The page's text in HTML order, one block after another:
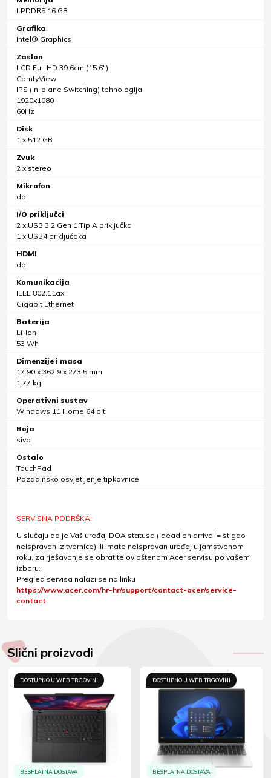
LPDDR5 16 GB
Grafika
Intel® Graphics
Zaslon
LCD Full HD 39.6cm (15.6")
ComfyView
IPS (In-plane Switching) tehnologija
1920x1080
60Hz
Disk
1 x 512 GB
Zvuk
2 x stereo
Mikrofon
da
I/O priključci
2 x USB 3.2 Gen 1 Tip A priključka
1 x USB4 priključaka
HDMI
da
Komunikacija
IEEE 802.11ax
Gigabit Ethernet
Baterija
Li-Ion
53 Wh
Dimenzije i masa
17.90 x 362.9 x 273.5 mm
1.77 kg
Operativni sustav
Windows 11 Home 64 bit
Boja
siva
Ostalo
TouchPad
Pozadinsko osvjetljenje tipkovnice
SERVISNA PODRŠKA:
U slučaju da je Vaš uređaj DOA statusa ( dead on arrival = stigao
neispravan iz tvornice) ili imate neispravan uređaj u jamstvenom
roku, za rješavanje se obratite ovlaštenom Acer servisu po vašem
izboru.
Pregled servisa nalazi se na linku
https://www.acer.com/hr-hr/support/contact-acer/service-
contact
Slični proizvodi
DOSTUPNO U WEB TRGOVINI
BESPLATNA DOSTAVA
DOSTUPNO U WEB TRGOVINI
BESPLATNA DOSTAVA